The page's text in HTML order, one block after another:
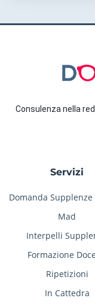
Consulenza nella
Servizi
Domanda Supplenze
Mad
Interpelli
Formazione
Ripetizioni
In Cattedra